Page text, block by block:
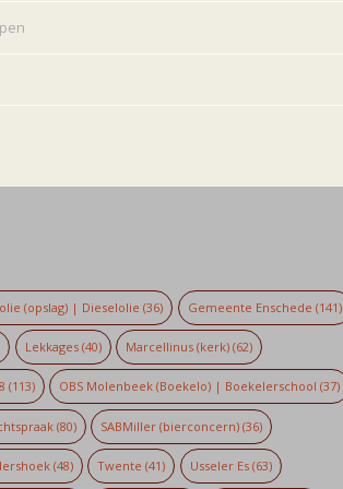
(opslag) | Dieselolie (36) Gemeente Enschede (141)
Lekkages(40) Marcellinus (kerk) (62)
(113) OBS Molenbeek (Boekelo) | Boekelerschool (37)
(80) SABMiller (bierconcern) (36)
(48) Twente (41) Usseler Es(63)